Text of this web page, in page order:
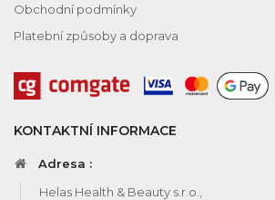
Obchodní podmínky
Platební způsoby a doprava
KONTAKTNÍ INFORMACE
Adresa :
Helas Health & Beauty s.r.o.,